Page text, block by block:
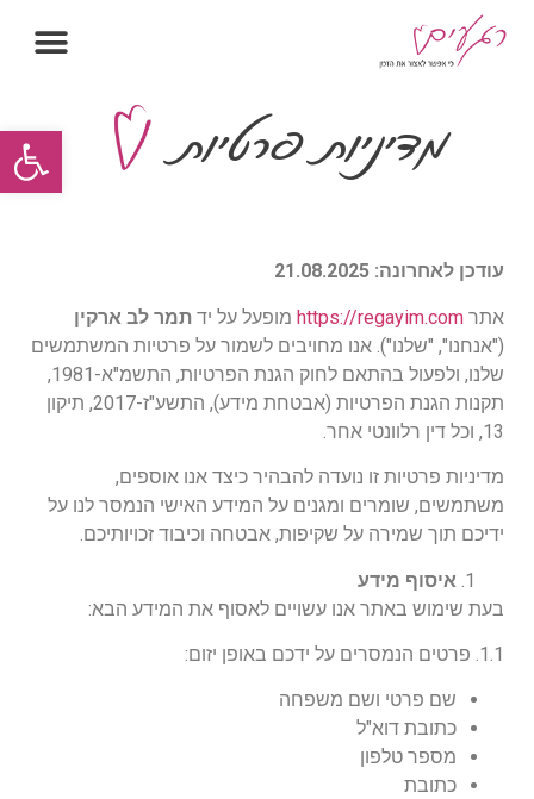
פתח מדיניות פרטיות
עודכן לאחרונה: 21.08.2025
אתר https://regayim.com מופעל על יד תמר לב ארקין
("אנחנו", "שלנו"). אנו מחויבים לשמור על פרטיות המשתמשים
שלנו, ולפעול בהתאם לחוק הגנת הפרטיות, התשמ"א-1981,
תקנות הגנת הפרטיות (אבטחת מידע), התשע"ז-2017, תיקון
13, וכל דין רלוונטי אחר.
מדיניות פרטיות זו נועדה להבהיר כיצד אנו אוספים,
משתמשים, שומרים ומגנים על המידע האישי הנמסר לנו על
ידיכם תוך שמירה על שקיפות, אבטחה וכיבוד זכויותיכם.
איסוף מידע
בעת שימוש באתר אנו עשויים לאסוף את המידע הבא:
1.1. פרטים הנמסרים על ידכם באופן יזום:
שם פרטי ושם משפחה
כתובת דוא"ל
מספר טלפון
כתובת